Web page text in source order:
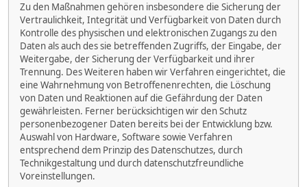
Zu den Maßnahmen gehören insbesondere die Sicherung der
Vertraulichkeit, Integrität und Verfügbarkeit von Daten durch
Kontrolle des physischen und elektronischen Zugangs zu den
Daten als auch des sie betreffenden Zugriffs, der Eingabe, der
Weitergabe, der Sicherung der Verfügbarkeit und ihrer
Trennung. Des Weiteren haben wir Verfahren eingerichtet, die
eine Wahrnehmung von Betroffenenrechten, die Löschung
von Daten und Reaktionen auf die Gefährdung der Daten
gewährleisten. Ferner berücksichtigen wir den Schutz
personenbezogener Daten bereits bei der Entwicklung bzw.
Auswahl von Hardware, Software sowie Verfahren
entsprechend dem Prinzip des Datenschutzes, durch
Technikgestaltung und durch datenschutzfreundliche
Voreinstellungen.